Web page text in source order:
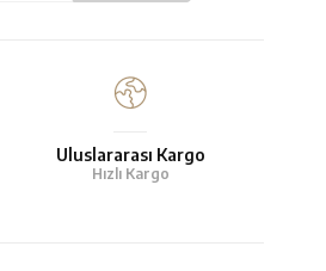
Uluslararası Kargo
Hızlı Kargo